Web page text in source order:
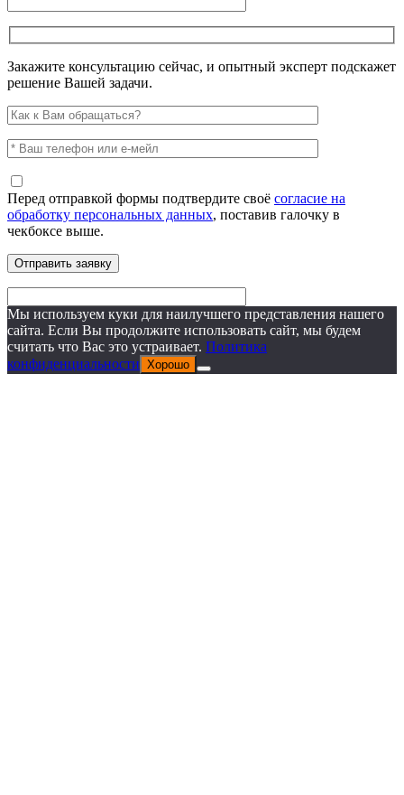
Закажите консультацию сейчас, и опытный эксперт подскажет
решение Вашей задачи.
Перед отправкой формы подтвердите своё согласие на
обработку персональных данных, поставив галочку в
чекбоксе выше.
Мы используем куки для наилучшего представления нашего
сайта. Если Вы продолжите использовать сайт, мы будем
считать что Вас это устраивает. Политика
конфиденциальности Хорошо